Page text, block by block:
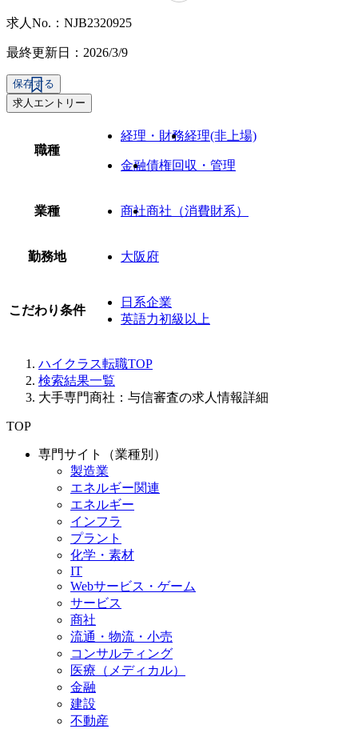
求人No.：NJB2320925
最終更新日：2026/3/9
保存する
求人エントリー
職種
経理・財務経理(非上場)
金融債権回収・管理
業種 商社商社（消費財系）
勤務地 大阪府
こだわり条件
日系企業
英語力初級以上
ハイクラス転職TOP
検索結果一覧
大手専門商社：与信審査の求人情報詳細
TOP
専門サイト（業種別）
製造業
エネルギー関連
エネルギー
インフラ
プラント
化学・素材
IT
Webサービス・ゲーム
サービス
商社
流通・物流・小売
コンサルティング
医療（メディカル）
金融
建設
不動産